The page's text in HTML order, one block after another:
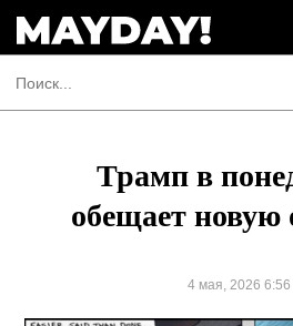
Трамп в
обещает
4 мая, 2026 6:56